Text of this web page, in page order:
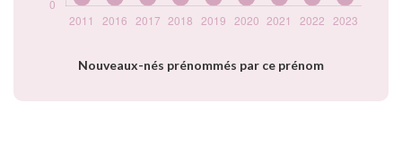
Nouveaux-nés prénommés par ce prénom